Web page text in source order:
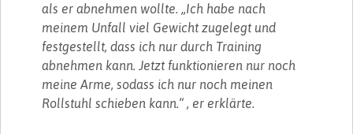
als er abnehmen wollte. „Ich habe nach
meinem Unfall viel Gewicht zugelegt und
festgestellt, dass ich nur durch Training
abnehmen kann. Jetzt funktionieren nur noch
meine Arme, sodass ich nur noch meinen
Rollstuhl schieben kann.“ , er erklärte.